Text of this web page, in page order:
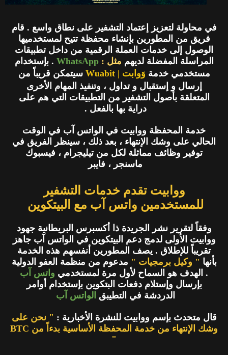
في محاولة لتعزيز إعتماد التشفير على نطاق واسع . قام
فريق من المطورين بإنشاء محفظة تتيح لمستخدميها
الوصول إلى خدمات العملة الرقمية من داخل تطبيقات
المراسلة المفضلة لديهم مثل : WhatsApp . بإستخدام
مستخدمي خدمة وَوابت | Wuabit
سيتمكن قريباً من
إرسال و إستقبال و تداول ، وتنفيذ المهام الأخرى
المتعلقة بأصول التشفير من التطبيقات التي هم على
دراية بها بالفعل .
خدمة المحفظة ووابيت في الواتس آب في الوقت
الحالي على وشك الإنتهاء ، بعد ذلك ، سينظر الفريق في
توفير وظائف مماثلة لكل من تيليجرام ، فيسبوك
ماسنجر ، فايبر
ووابيت تقدم خدمات التشفير
للمستخدمين واتس آب مع البيتكوين
وفقاً لتقرير نشر الجريدة ذا أكسبرس البريطانية جهود
ووابيت الأولى لدمج دعم البيتكوين في الواتس آب جاهز
تقريباً للإطلاق . يصف المطورين أنفسهم هذه الخدمة
بأنها " وكيل برمجيات " مدعوم من منظمة العفو الدولية
. الهدف هو السماح لأول مرة لمستخدمي واتس آب
بإرسال وإستلام دفعات البتكوين بإستخدام أوامر
الدردشة في التطيبق الواتس آب
قال متحدث بإسم ووابيت للنشرة الأخبارية : " نحن على
وشك الإنتهاء من خدمة المحفظة الأساسية بدءاً من BTC
"